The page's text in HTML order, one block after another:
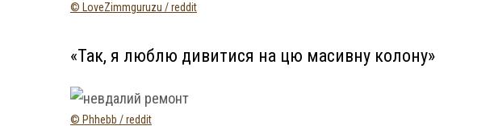
© LoveZimmguruzu / reddit
«Так, я люблю дивитися на цю масивну колону»
© Phhebb / reddit